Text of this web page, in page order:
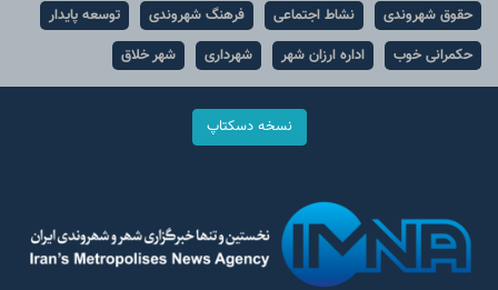
حقوق شهروندی
نشاط اجتماعی فرهنگ شهروندی
توسعه پایدار
حکمرانی خوب
اداره ارزان شهر شهرداری شهر خلاق
نسخه دسکتاپ